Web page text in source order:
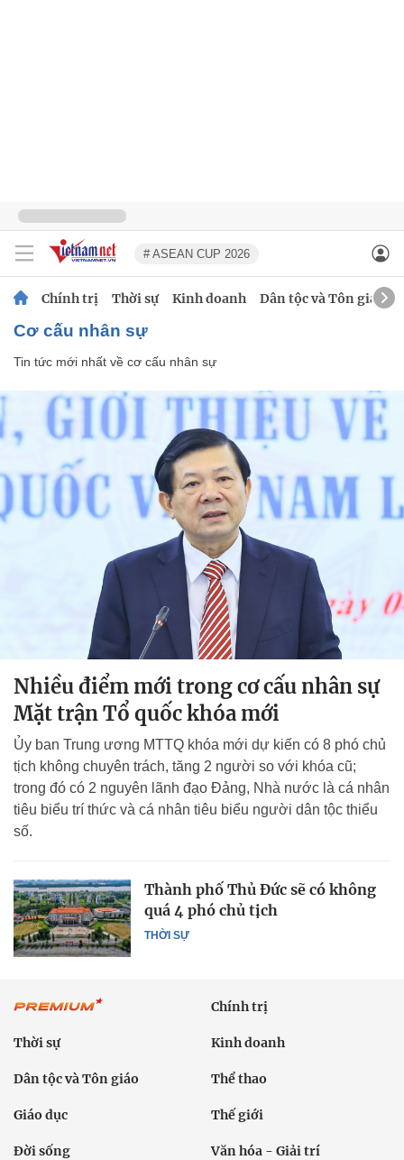
# ASEAN CUP 2026
Chính trị Thời sự Kinh doanh Dân tộc và Tôn giáo
cơ cấu nhân sự
Tin tức mới nhất về cơ cấu nhân sự
Nhiều điểm mới trong cơ cấu nhân sự
Mặt trận Tổ quốc khóa mới
Ủy ban Trung ương MTTQ khóa mới dự kiến có 8 phó chủ
tịch không chuyên trách, tăng 2 người so với khóa cũ;
trong đó có 2 nguyên lãnh đạo Đảng, Nhà nước là cá nhân
tiêu biểu trí thức và cá nhân tiêu biểu người dân tộc thiểu
số.
THỜI SỰ
Thành phố Thủ Đức sẽ có không
quá 4 phó chủ tịch
Chính trị
Thời sự Kinh doanh
Dân tộc và Tôn giáo Thể thao
Giáo dục Thế giới
Đời sống Văn hóa - Giải trí